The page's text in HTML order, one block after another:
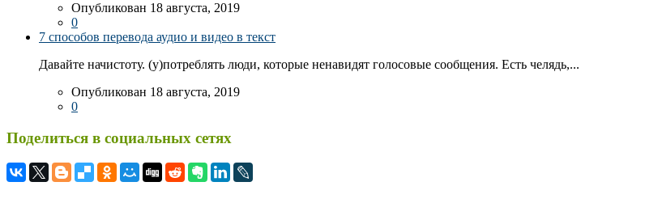
Опубликован 18 августа, 2019
0
7 способов перевода аудио и видео в текст
Давайте начистоту. (у)потреблять люди, которые ненавидят голосовые сообщения. Есть челядь,...
Опубликован 18 августа, 2019
0
Поделиться в социальных сетях